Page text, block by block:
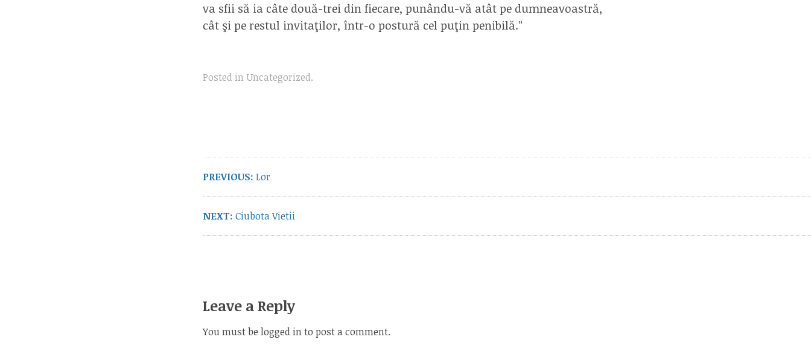
va sfii să ia câte două-trei din fiecare, punându-vă atât pe dumneavoastră,
cât şi pe restul invitaţilor, într-o postură cel puţin penibilă.”
Posted in Uncategorized.
PREVIOUS: Previous
Lor
NEXT: Next
Ciubota Vietii
Leave a Reply
You must be logged into post a comment.